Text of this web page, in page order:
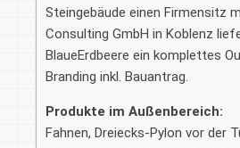
Steingebäude einen Firmensitz
Consulting GmbH in Koblenz
BlaueErdbeere ein komplettes
Branding inkl. Bauantrag.
Produkte im Außenbereich:
Fahnen, Dreiecks-Pylon vor der